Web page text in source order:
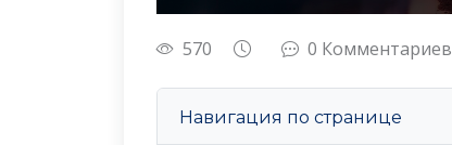
570 0 Комментариев
Навигация по странице